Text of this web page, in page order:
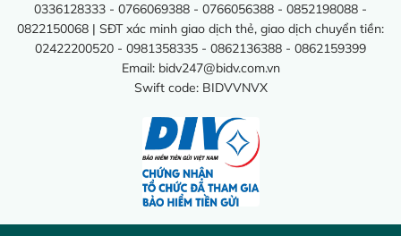
0336128333 - 0766069388 - 0766056388 - 0852198088 -
0822150068 | SĐT xác minh giao dịch thẻ, giao dịch chuyển tiền:
02422200520 - 0981358335 - 0862136388 - 0862159399
Email: bidv247@bidv.com.vn
Swift code: BIDVVNVX